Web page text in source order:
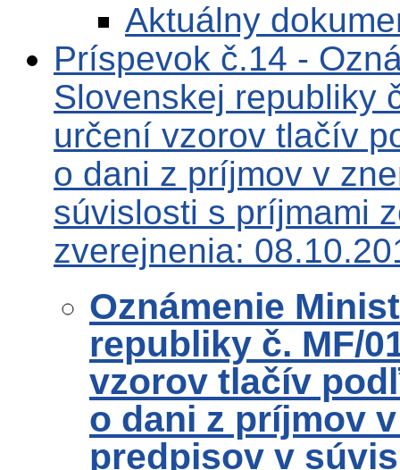
Aktuálny
Príspevok č.14 -
Slovenskej republiky
určení vzorov tlačív
o dani z príjmov v
súvislosti s príjmami
zverejnenia:
Oznámenie
republiky č. MF/
vzorov tlačív
o dani z príjmov
predpisov v